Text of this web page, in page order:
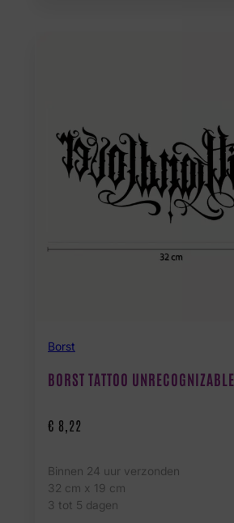
Borst
BORST TATTOO UNRECOGNIZABLE
€ 8,22
Binnen 24 uur verzonden
32 cm x 19 cm
3 tot 5 dagen